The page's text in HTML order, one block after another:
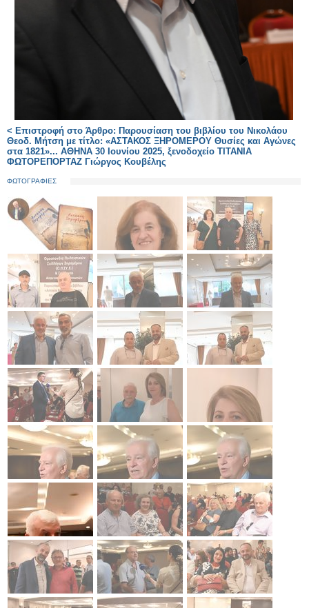
< Επιστροφή στο Άρθρο: Παρουσίαση του βιβλίου του Νικολάου
Θεοδ. Μήτση με τίτλο: «ΑΣΤΑΚΟΣ ΞΗΡΟΜΕΡΟΥ Θυσίες και Αγώνες
στα 1821»... ΑΘΗΝΑ 30 Ιουνίου 2025, ξενοδοχείο ΤΙΤΑΝΙΑ
ΦΩΤΟΡΕΠΟΡΤΑΖ Γιώργος Κουβέλης
ΦΩΤΟΓΡΑΦΙΕΣ